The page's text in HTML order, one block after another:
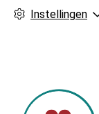
Instellingen